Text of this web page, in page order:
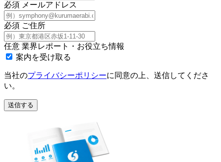
必須 メールアドレス
必須 ご住所
任意 業界レポート・お役立ち情報
案内を受け取る
当社のプライバシーポリシーに同意の上、送信してくださ
い。
送信する